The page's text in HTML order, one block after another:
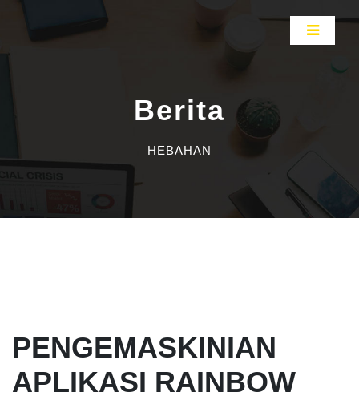
Berita
HEBAHAN
PENGEMASKINIAN
APLIKASI RAINBOW